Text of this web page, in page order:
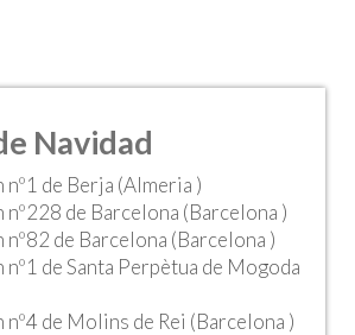
Navidad
de Berja (Almeria )
de Barcelona (Barcelona )
de Barcelona (Barcelona )
de Santa Perpètua de Mogoda
de Molins de Rei (Barcelona )